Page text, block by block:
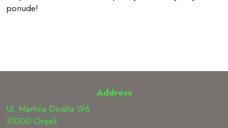
ponude!
Address
Ul. Martina Divalta 196
31000 Osijek